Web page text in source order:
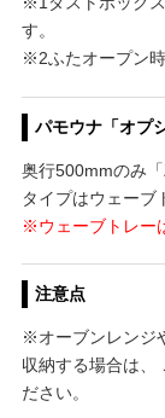
す。
※2ふたオープン時
パモウナ「オプ
奥行500mmのみ
タイプはウェーブ
※ウェーブトレー
注意点
※オーブンレンジ
収納する場合は、
ださい。